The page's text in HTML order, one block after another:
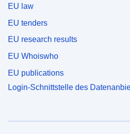
EU law
EU tenders
EU research results
EU Whoiswho
EU publications
Login-Schnittstelle des